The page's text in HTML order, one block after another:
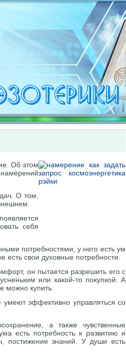
Об этом
О том,
себя
потребностями, у него есть ум
свои духовные потребности.
он пытается разрешить его с
или какой-то покупкой. А
можно купить.
умеют эффективно управляться со
а также чувственные
есть потребность к развитию и
постижение знаний. У души есть